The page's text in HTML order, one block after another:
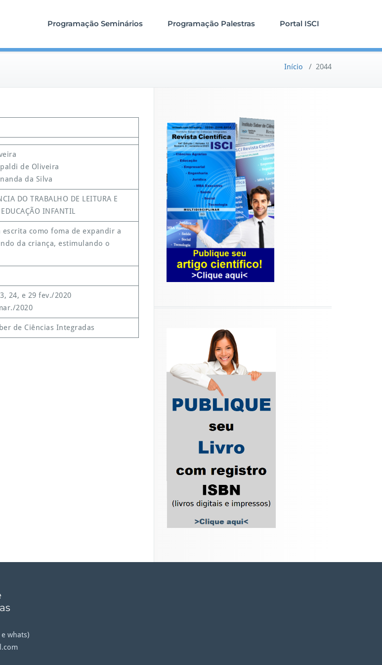
Programação Seminários Programação Palestras Portal ISCI
Início / 2044
de Oliveira
da Silva
DO TRABALHO DE LEITURA E
INFANTIL
escrita como foma de expandir a
da criança, estimulando o
24, e 29 fev./2020
2020
de Ciências Integradas
whats)